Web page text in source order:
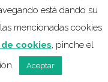
está dando su
mencionadas cookies
cookies, pinche el
Aceptar